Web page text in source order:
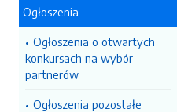
Ogłoszenia
Ogłoszenia o otwartych
konkursach na wybór
partnerów
Ogłoszenia pozostałe